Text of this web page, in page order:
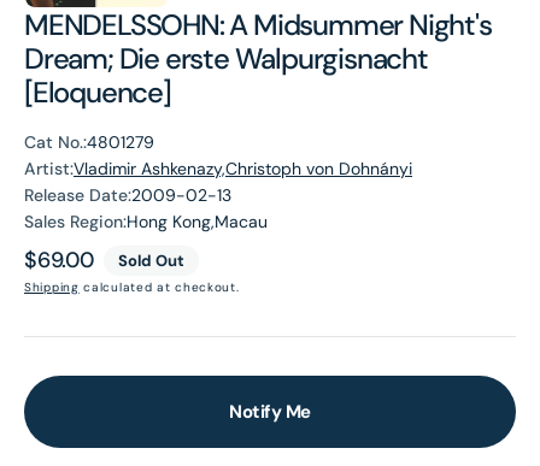
MENDELSSOHN: A Midsummer Night's
Dream; Die erste Walpurgisnacht
[Eloquence]
Cat No.:4801279
Artist:Vladimir Ashkenazy,Christoph von Dohnányi
Release Date:2009-02-13
Sales Region:Hong Kong,Macau
Regular
price
$69.00 Sold Out
Shipping calculated at checkout.
Notify Me